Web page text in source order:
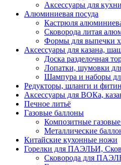
Аксессуары для кухни
Алюминиевая посуда
Кастрюля
Сковорода литая
Формы для выпечки
Аксессуары для казана,
Доска разделочная
Лопатки, шумовки
Шампура и наборы
Редукторы, шланги и
Аксессуары для ВОКа,
Печное литьё
Газовые баллоны
Композитные
Металлические
Китайские кухонные ножи
Горелки для ПАЭЛЬИ,
Сковорода для